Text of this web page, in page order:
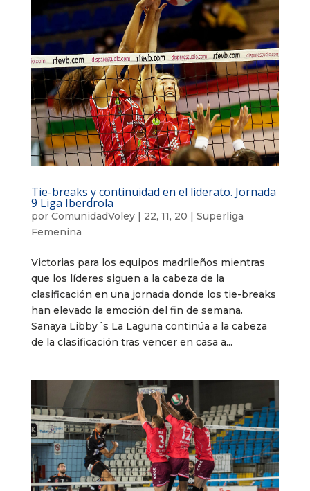
Tie-breaks y continuidad en el liderato. Jornada
9 Liga Iberdrola
por ComunidadVoley| 22, 11, 20
Superliga
Femenina
Victorias para los equipos madrileños mientras
que los líderes siguen a la cabeza de la
clasificación en una jornada donde los tie-breaks
han elevado la emoción del fin de semana.
Sanaya Libby´s La Laguna continúa a la cabeza
de la clasificación tras vencer en casa a...